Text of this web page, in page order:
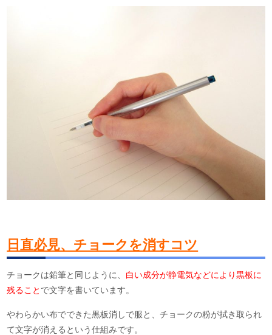
日直必見、チョークを消すコツ
チョークは鉛筆と同じように、 白い成分が静電気などにより黒板に
残ること で文字を書いています。
やわらかい布でできた黒板消しで服と、チョークの粉が拭き取られ
て文字が消えるという仕組みです。